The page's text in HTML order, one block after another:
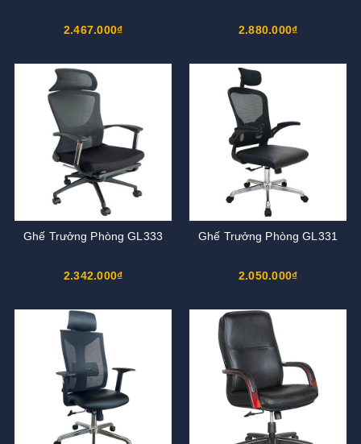
2.467.000₫ 2.880.000₫
Ghế Trưởng Phòng GL333
2.342.000₫
Ghế Trưởng Phòng GL331
2.050.000₫